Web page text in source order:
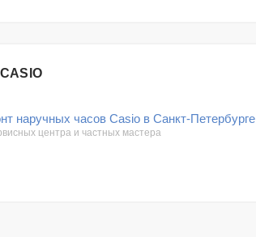
наручных часов Casio в Санкт-Петербурге
центра и частных мастера